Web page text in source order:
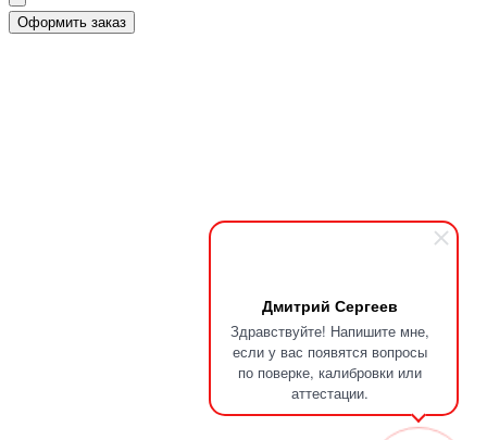
Дмитрий Сергеев
Здравствуйте! Напишите мне,
если у вас появятся вопросы
по поверке, калибровки или
аттестации.